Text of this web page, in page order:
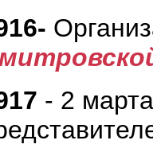
- 2